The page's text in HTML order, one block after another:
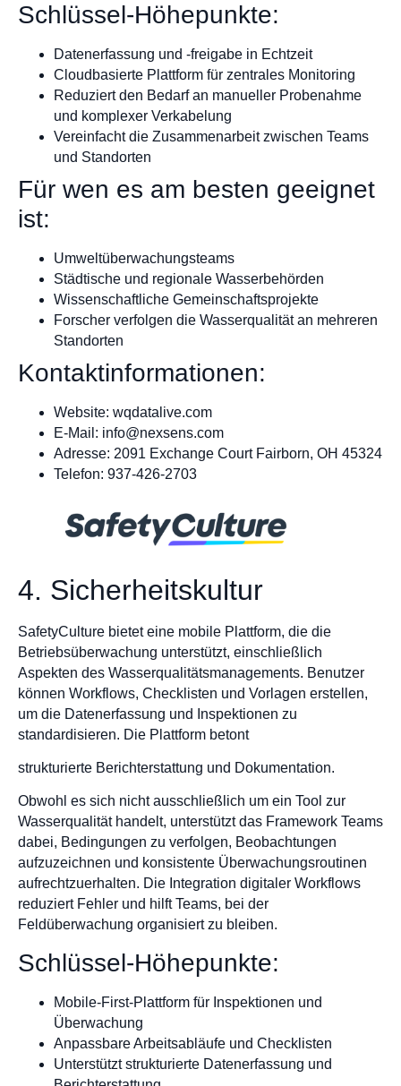
Schlüssel-Höhepunkte:
Datenerfassung und -freigabe in Echtzeit
Cloudbasierte Plattform für zentrales Monitoring
Reduziert den Bedarf an manueller Probenahme
und komplexer Verkabelung
Vereinfacht die Zusammenarbeit zwischen Teams
und Standorten
Für wen es am besten geeignet
ist:
Umweltüberwachungsteams
Städtische und regionale Wasserbehörden
Wissenschaftliche Gemeinschaftsprojekte
Forscher verfolgen die Wasserqualität an mehreren
Standorten
Kontaktinformationen:
Website: wqdatalive.com
E-Mail: info@nexsens.com
Adresse: 2091 Exchange Court Fairborn, OH 45324
Telefon: 937-426-2703
4. Sicherheitskultur
SafetyCulture bietet eine mobile Plattform, die die
Betriebsüberwachung unterstützt, einschließlich
Aspekten des Wasserqualitätsmanagements. Benutzer
können Workflows, Checklisten und Vorlagen erstellen,
um die Datenerfassung und Inspektionen zu
standardisieren. Die Plattform betont
strukturierte Berichterstattung und Dokumentation.
Obwohl es sich nicht ausschließlich um ein Tool zur
Wasserqualität handelt, unterstützt das Framework Teams
dabei, Bedingungen zu verfolgen, Beobachtungen
aufzuzeichnen und konsistente Überwachungsroutinen
aufrechtzuerhalten. Die Integration digitaler Workflows
reduziert Fehler und hilft Teams, bei der
Feldüberwachung organisiert zu bleiben.
Schlüssel-Höhepunkte:
Mobile-First-Plattform für Inspektionen und
Überwachung
Anpassbare Arbeitsabläufe und Checklisten
Unterstützt strukturierte Datenerfassung und